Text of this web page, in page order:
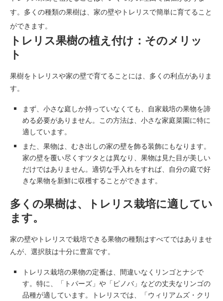
す。多くの種類の果樹は、家の壁やトレリスで簡単に育てること
ができます。
トレリス果樹の植え付け：そのメリッ
ト
果樹をトレリスや家の壁で育てることには、多くの利点がありま
す。
まず、小さな庭しか持っていなくても、自家栽培の果物を諦
める必要がありません。この方法は、小さな家庭菜園に特に
適しています。
また、果物は、むき出しの家の壁を飾る装飾にもなります。
家の壁を覆い尽くすツタとは異なり、果物は見た目が美しい
だけではありません。適切な手入れをすれば、自分の庭で好
きな果物を新鮮に収穫することができます。
多くの果樹は、トレリス栽培に適してい
ます。
家の壁やトレリスで栽培できる果物の種類はすべてではありませ
んが、選択肢は十分に豊富です。
トレリス栽培の果物の定番は、間違いなくリンゴとナシで
す。特に、「トパーズ」や「ピノバ」などの丈夫なリンゴの
品種が適しています。トレリスでは、「ウィリアムズ・クリ